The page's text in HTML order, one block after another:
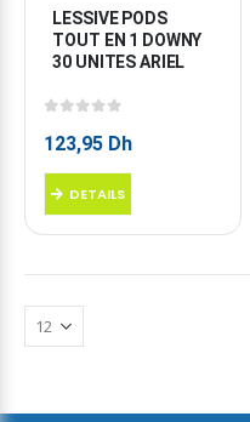
LESSIVE PODS
TOUT EN 1 DOWNY
30 UNITES ARIEL
123,95 Dh
DETAILS